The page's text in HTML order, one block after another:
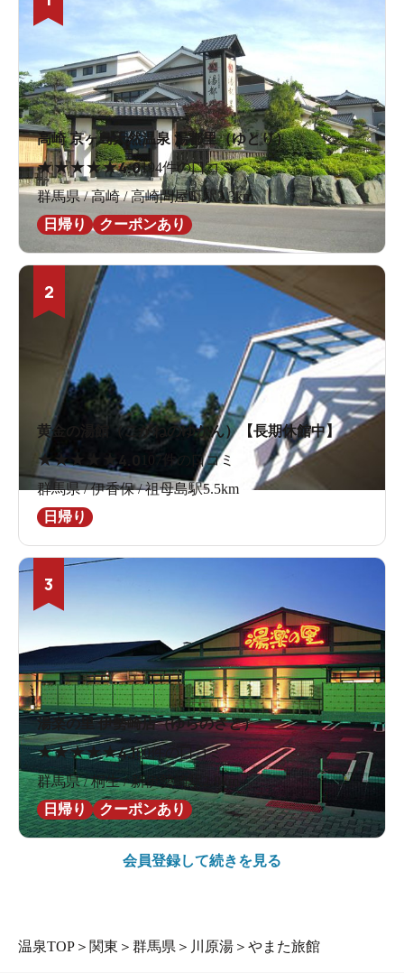
高崎 京ヶ島天然温泉 湯都里（ゆとり）
★★★★★4.0194件の口コミ
群馬県 / 高崎 / 高崎問屋町駅3.3km
日帰り
クーポンあり
2
黄金の湯館（こがねのゆかん）【長期休館中】
★★★ ★ ★4.0
107件の口コミ
群馬県 / 伊香保 / 祖母島駅5.5km
日帰り
3
湯楽の里 伊勢崎店（ゆらのさと）
★★★★★4.180件の口コミ
群馬県 / 桐生 / 新伊勢崎駅2.8km
日帰り
クーポンあり
会員登録して続きを見る
温泉TOP ＞ 関東 ＞ 群馬県 ＞ 川原湯 ＞ やまた旅館